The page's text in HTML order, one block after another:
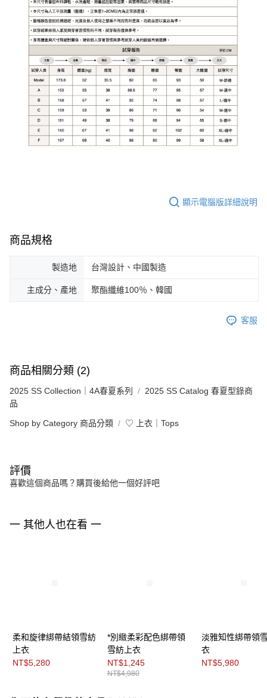
顯示電腦版詳細說明
商品規格
製造地 台灣設計、中國製造
主成分、產地 聚酯纖維100％、韓國
客服
商品相關分類 (2)
2025 SS Collection｜4A春夏系列
2025 SS Catalog 春夏型錄商
品
Shop by Category 商品分類 ♡ 上衣｜Tops
評價
喜歡這個商品嗎？購買後給他一個好評吧
一 其他人也在看 一
柔和旋律綁帶結領雪紡
上衣
NT$5,280
*別緻柔彩配色綁帶領
雪紡上衣
NT$1,245
NT$4,980
淡雅知性綁帶領
衣
NT$5,980